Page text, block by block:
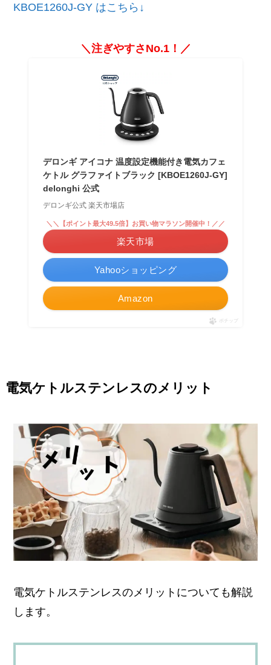
KBOE1260J-GY はこちら↓
＼注ぎやすさNo.1！／
デロンギ アイコナ 温度設定機能付き電気カフェ
ケトル グラファイトブラック [KBOE1260J-GY]
delonghi 公式
デロンギ公式 楽天市場店
＼＼【ポイント最大49.5倍】お買い物マラソン開催中！／／
楽天市場
Yahooショッピング
Amazon
ポチップ
電気ケトルステンレスのメリット
電気ケトルステンレスのメリットについても解説
します。